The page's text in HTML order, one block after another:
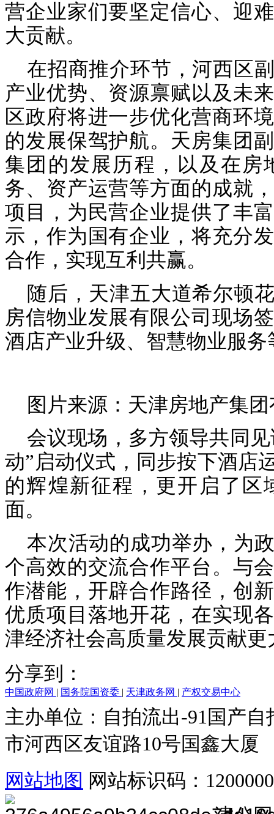
营企业家们要坚定信心、迎
大贡献。
在招商推介环节，河西区
产业优势、资源禀赋以及未
区政府将进一步优化营商环
的发展保驾护航。天房集团
集团的发展历程，以及在房
务、资产运营等方面的成就
项目，为民营企业提供了丰
示，作为国有企业，将充分
合作，实现互利共赢。
随后，天津五大道希尔顿
房信物业发展有限公司现场
酒店产业升级、智慧物业服
图片来源：天津房地产集
会议现场，多方领导共同
动”启动仪式，同步按下酒店
的辉煌新征程，更开启了
面。
本次活动的成功举办，为
个高效的交流合作平台。与
作潜能，开辟合作路径，创
优质项目落地开花，在实现
津经济社会高质量发展贡献更
分享到：
中国政府网 | 国务院国资委 | 天津政务网 | 产权交易中心
主办单位：自拍流出-91国产
市河西区友谊路10号国鑫大
网站地图 网站标识码：